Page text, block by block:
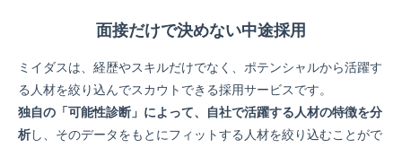
面接だけで決めない中途採用
ミイダスは、経歴やスキルだけでなく、ポテンシャルから活躍す
る人材を絞り込んでスカウトできる採用サービスです。
独自の「可能性診断」によって、自社で活躍する人材の特徴を分
析し、そのデータをもとにフィットする人材を絞り込むことがで